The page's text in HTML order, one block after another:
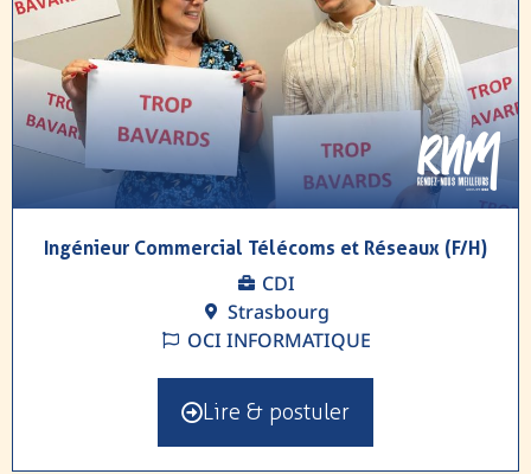
Ingénieur Commercial Télécoms et Réseaux (F/H)
CDI
Strasbourg
OCI INFORMATIQUE
Lire & postuler